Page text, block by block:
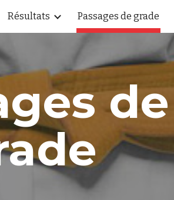
Skip to navigation
Résultats Passages de grade
de